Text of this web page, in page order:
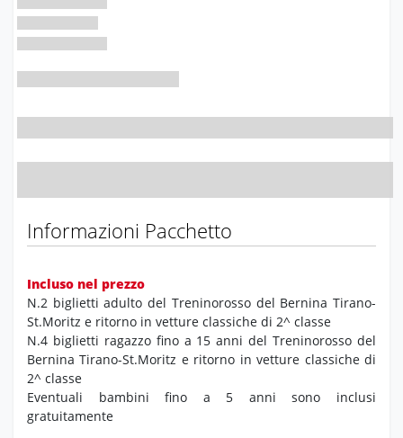
Informazioni Pacchetto
Incluso nel prezzo
N.2 biglietti adulto del Treninorosso del Bernina Tirano-
St.Moritz e ritorno in vetture classiche di 2^ classe
N.4 biglietti ragazzo fino a 15 anni del Treninorosso del
Bernina Tirano-St.Moritz e ritorno in vetture classiche di
2^ classe
Eventuali bambini fino a 5 anni sono inclusi
gratuitamente